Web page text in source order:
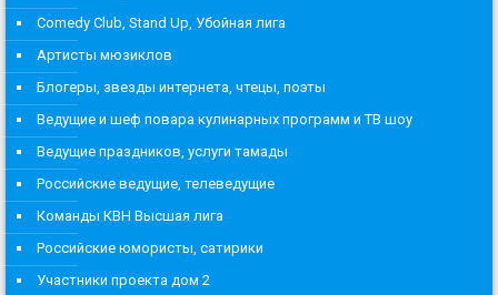
Comedy Club, Stand Up, Убойная лига
Артисты мюзиклов
Блогеры, звезды интернета, чтецы, поэты
Ведущие и шеф повара кулинарных программ и ТВ шоу
Ведущие праздников, услуги тамады
Российские ведущие, телеведущие
Команды КВН Высшая лига
Российские юмористы, сатирики
Участники проекта дом 2